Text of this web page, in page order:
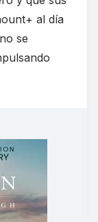
al día
se